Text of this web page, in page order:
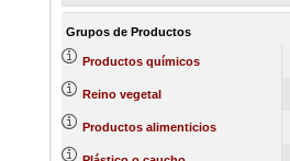
Grupos de Productos
Productos químicos
Reino vegetal
Productos alimenticios